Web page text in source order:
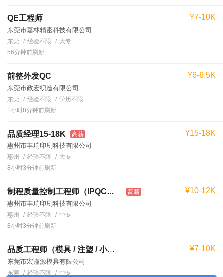
QE工程师
东莞市嘉林精密科技有限公司
¥7-10K
东莞 经验不限
大专
56分钟前刷新
前整外发QC
东莞市政宏织造有限公司
¥6-6.5K
东莞 经验不限
学历不限
1小时8分钟前刷新
品质经理15-18K 高薪
惠州市丰瑞印刷科技有限公司
¥15-18K
惠州 经验不限
大专
8小时3分钟前刷新
制程质量控制工程师（IPQC）10-12K 高薪
惠州市丰瑞印刷科技有限公司
¥10-12K
惠州 经验不限
中专
8小时3分钟前刷新
品质工程师（模具 / 注塑 / 小家电）
东莞市宏谨源模具有限公司
¥7-10K
东莞 经验不限 中专